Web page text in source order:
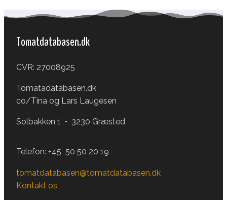
Tomatdatabasen.dk
CVR: 27008925
Tomatadatabasen.dk
co/Tina og Lars Laugesen
Solbakken 1 • 3230 Græsted
Telefon: +45 50 50 20 19
tomatdatabasen@tomatdatabasen.dk
Kontakt os